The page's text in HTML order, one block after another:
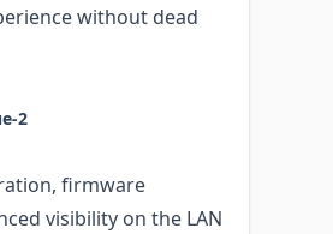
without dead
2
firmware
visibility on the LAN